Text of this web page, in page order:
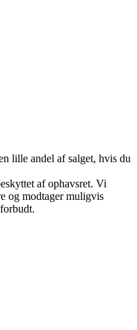
lille andel af salget, hvis du
af ophavsret. Vi
og modtager muligvis